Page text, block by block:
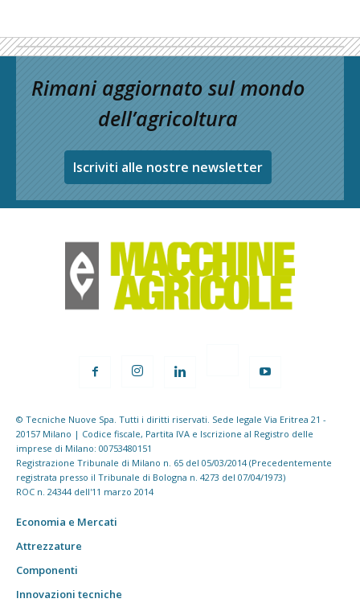
Rimani aggiornato sul mondo
dell’agricoltura
Iscriviti alle nostre newsletter
© Tecniche Nuove Spa. Tutti i diritti riservati. Sede legale Via Eritrea 21 -
20157 Milano | Codice fiscale, Partita IVA e Iscrizione al Registro delle
imprese di Milano: 00753480151
Registrazione Tribunale di Milano n. 65 del 05/03/2014 (Precedentemente
registrata presso il Tribunale di Bologna n. 4273 del 07/04/1973)
ROC n. 24344 dell'11 marzo 2014
Economia e Mercati
Attrezzature
Componenti
Innovazioni tecniche